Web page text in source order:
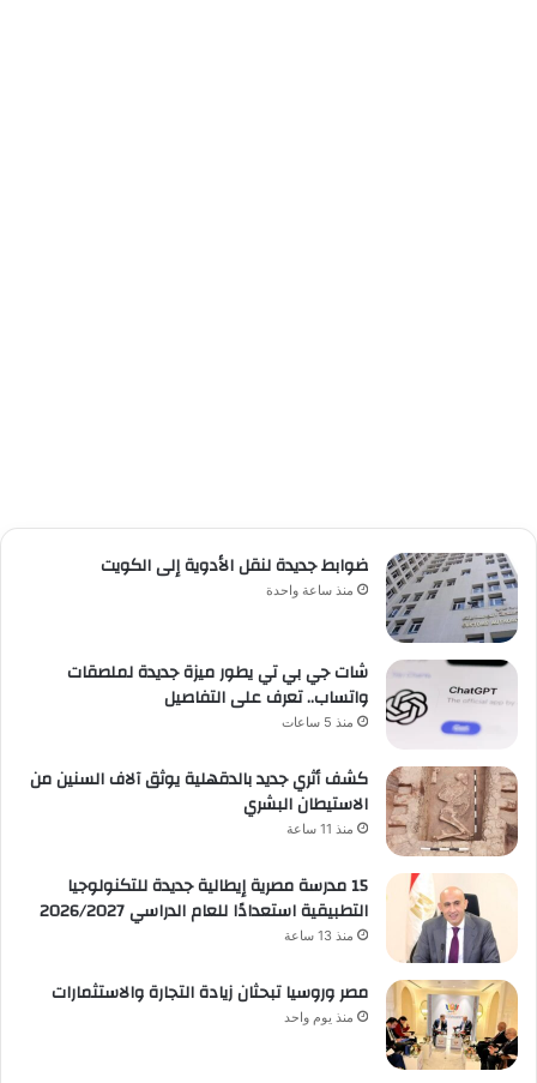
ضوابط جديدة لنقل الأدوية إلى الكويت
منذ ساعة واحدة
شات جي بي تي يطور ميزة جديدة لملصقات
واتساب.. تعرف على التفاصيل
منذ 5 ساعات
كشف أثري جديد بالدقهلية يوثق آلاف السنين من
الاستيطان البشري
منذ 11 ساعة
15 مدرسة مصرية إيطالية جديدة للتكنولوجيا
التطبيقية استعدادًا للعام الدراسي 2026/2027
منذ 13 ساعة
مصر وروسيا تبحثان زيادة التجارة والاستثمارات
منذ يوم واحد